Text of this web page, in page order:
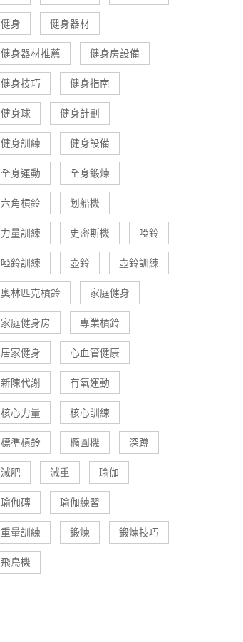
健身 健身器材
健身器材推薦 健身房設備
健身技巧 健身指南
健身球 健身計劃
健身訓練 健身設備
全身運動 全身鍛煉
六角槓鈴 划船機
力量訓練 史密斯機 啞鈴
啞鈴訓練 壺鈴 壺鈴訓練
奧林匹克槓鈴 家庭健身
家庭健身房 專業槓鈴
居家健身 心血管健康
新陳代謝 有氧運動
核心力量 核心訓練
標準槓鈴 橢圓機 深蹲
減肥 減重 瑜伽
瑜伽磚 瑜伽練習
重量訓練 鍛煉 鍛煉技巧
飛鳥機